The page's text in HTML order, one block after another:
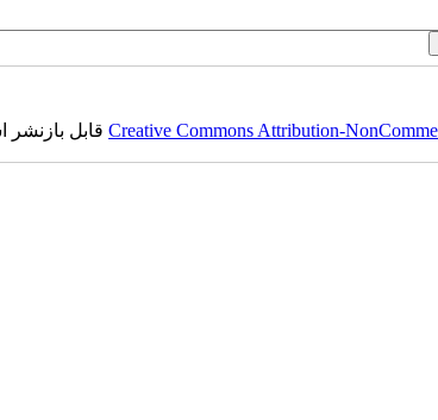
Creative Commons Attribution-قابل بازنشر